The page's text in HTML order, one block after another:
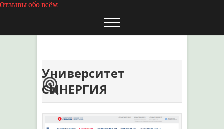
Отзывы обо всём
Университет
СИНЕРГИЯ